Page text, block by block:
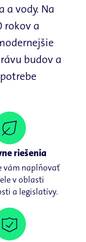
a vody. Na
rokov a
budov a
riešenia
vám naplňovať
v oblasti
a legislatívy.